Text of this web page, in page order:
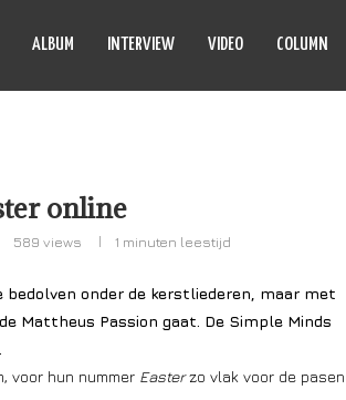
ALBUM INTERVIEW VIDEO COLUMN
online
589 views 1 minuten leestijd
bedolven onder de kerstliederen, maar met
Mattheus Passion gaat. De Simple Minds
voor hun nummer Easterzo vlak voor de pasen